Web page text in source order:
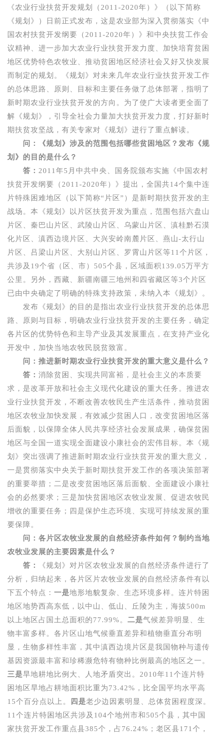
《农业行业扶贫开发规划（ 2011-2020年）》（以下简称
《规划》）日前正式发布，这是农业部为深入贯彻落实《中
国农村扶贫开发纲要（ 2011-2020年）》和中央扶贫工作会
议精神、进一步加大农业行业扶贫开发力度、加快培育贫困
地区优势特色农牧业、推动贫困地区经济社会又好又快发展
而制定的规划。《规划》对未来几年农业行业扶贫开发工作
的总体思路、原则、目标和主要任务做了总体部署，指明了
新时期农业行业扶贫开发的方向。为了使广大读者更全面了
解《规划》，引导全社会力量加大扶贫开发力度，打好新时
期扶贫攻坚战，有关专家对《规划》进行了重点解读。
问：《规划》涉及的范围包括哪些贫困地区？发布《规
划》的目的是什么？
答： 2011 年5 月中共中央、国务院颁布实施《中国农村
扶贫开发纲要（ 2011-2020年）》提出，全国共14个集中连
片特殊困难地区（以下简称“ 片区” ）是新时期扶贫开发的主
战场。本《规划》以片区扶贫开发为重点，范围包括六盘山
片区、秦巴山片区、武陵山片区、乌蒙山片区、滇桂黔石漠
化片区、滇西边境片区、大兴安岭南麓片区、燕山-太行山
片区、吕梁山片区、大别山片区、罗霄山片区等11 个片区，
共涉及 19个省（区、市） 505个县，区域面积139.05万平方
公里。另外，西藏、新疆南疆三地州和四省藏区等3个片区
已由中央确定了明确的特殊支持政策，未纳入本《规划》。
发布《规划》的目的是指出农业行业扶贫开发的总体思
路、原则与目标，明确农业行业扶贫开发的主要任务，确定
各片区的优势特色和主导产业及其发展重点，在支持产业化
开发中，加快当地农牧民脱贫致富。
问：推进新时期农业行业扶贫开发的重大意义是什么？
答： 消除贫困、实现共同富裕，是社会主义的本质要
求，是改革开放和社会主义现代化建设的重大任务。推进农
业行业扶贫开发，不断改善农牧民生产生活条件，推动贫困
地区农牧业加快发展，有效减少贫困人口，改变贫困地区落
后面貌，以保障全体人民共享经济社会发展成果，确保贫困
地区与全国一道实现全面建设小康社会的宏伟目标。本《规
划》突出强调了推进新时期农业行业扶贫开发的重大意义，
一是贯彻落实中央关于新时期扶贫开发工作的各项决策部署
的重要举措；二是改变贫困地区落后面貌、全面建设小康社
会的必然要求；三是加快贫困地区农牧业发展、促进农牧民
增收的重要任务；四是保护生态环境、实现可持续发展的重
要保障。
问：各片区农牧业发展的自然经济条件如何？制约当地
农牧业发展的主要因素是什么？
答：
《规划》对片区农牧业发展的自然经济条件进行了
分析，归纳起来，各片区片农牧业发展的自然经济条件有以
下五个特点： 一是地形地貌复杂、生态环境多样。连片特困
地区地势西高东低，以中山、低山、丘陵为主，海拔500m
以上地区占国土总面积的77.99% 。 二是气候差异明显、生
物丰富多样。各片区山地气候垂直差异和植物垂直分布明
显，生物多样性丰富，其中滇西边境片区是我国物种与遗传
基因资源最丰富和珍稀濒危特有物种比例最高的地区之一。
三是旱地耕地比例大、人地矛盾突出。 2010年11 个连片特
困地区旱地占耕地面积比重为73.42% ，比全国平均水平高
15个百分点以上。 四是老少边因素明显、总体贫困程度深。
11 个连片特困地区共涉及 104个地州市和 505个县，其中国
家扶贫开发工作重点县385个，占 76.24% ；老区县171 个，